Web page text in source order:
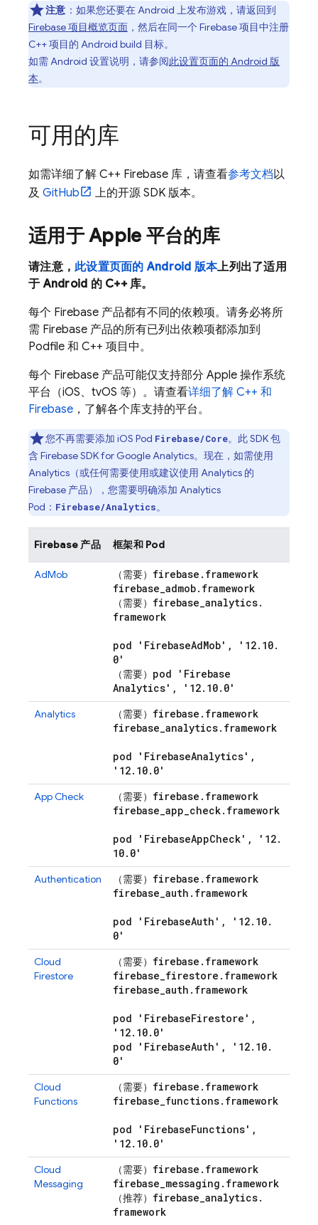
注意 ：如果您还要在 Android 上发布游戏，请返回到
Firebase 项目概览页面 ，然后在同一个 Firebase 项目中注册
C++ 项目的 Android build 目标。
如需 Android 设置说明，请参阅此设置页面的 Android 版
本。
可用的库
如需详细了解 C++ Firebase 库，请查看参考文档以
及 GitHub 上的开源 SDK 版本。
适用于 Apple 平台的库
请注意， 此设置页面的 Android 版本上列出了适用
于 Android 的 C++ 库。
每个 Firebase 产品都有不同的依赖项。请务必将所
需 Firebase 产品的所有已列出依赖项都添加到
Podfile 和 C++ 项目中。
每个 Firebase 产品可能仅支持部分 Apple 操作系统
平台（iOS、tvOS 等）。请查看详细了解 C++ 和
Firebase ，了解各个库支持的平台。
您不再需要添加 iOS Pod Firebase/Core。此 SDK 包
含 Firebase SDK for Google Analytics。现在，如需使用
Analytics （或任何需要使用或建议使用 Analytics 的
Firebase 产品），您需要明确添加 Analytics
Pod： Firebase/Analytics。
Firebase 产品 框架和 Pod
AdMob （需要） firebase . framework
firebase_admob. framework
（需要） firebase_analytics.
framework
pod 'FirebaseAdMob' , '12. 10.
0'
（需要） pod 'Firebase
Analytics' , '12. 10. 0'
Analytics （需要） firebase . framework
firebase_analytics. framework
pod 'FirebaseAnalytics' ,
'12. 10. 0'
App Check （需要） firebase . framework
firebase_app_check. framework
pod 'FirebaseAppCheck' , '12.
10. 0'
Authentication （需要） firebase . framework
firebase_auth . framework
pod 'FirebaseAuth' , '12. 10.
0'
Cloud
Firestore
（需要） firebase . framework
firebase_firestore . framework
firebase_auth . framework
pod 'FirebaseFirestore' ,
'12. 10. 0'
pod 'FirebaseAuth' , '12. 10.
0'
Cloud
Functions
（需要） firebase . framework
firebase_functions. framework
pod 'FirebaseFunctions' ,
'12. 10. 0'
Cloud
Messaging
（需要） firebase . framework
firebase_messaging . framework
（推荐） firebase_analytics.
framework